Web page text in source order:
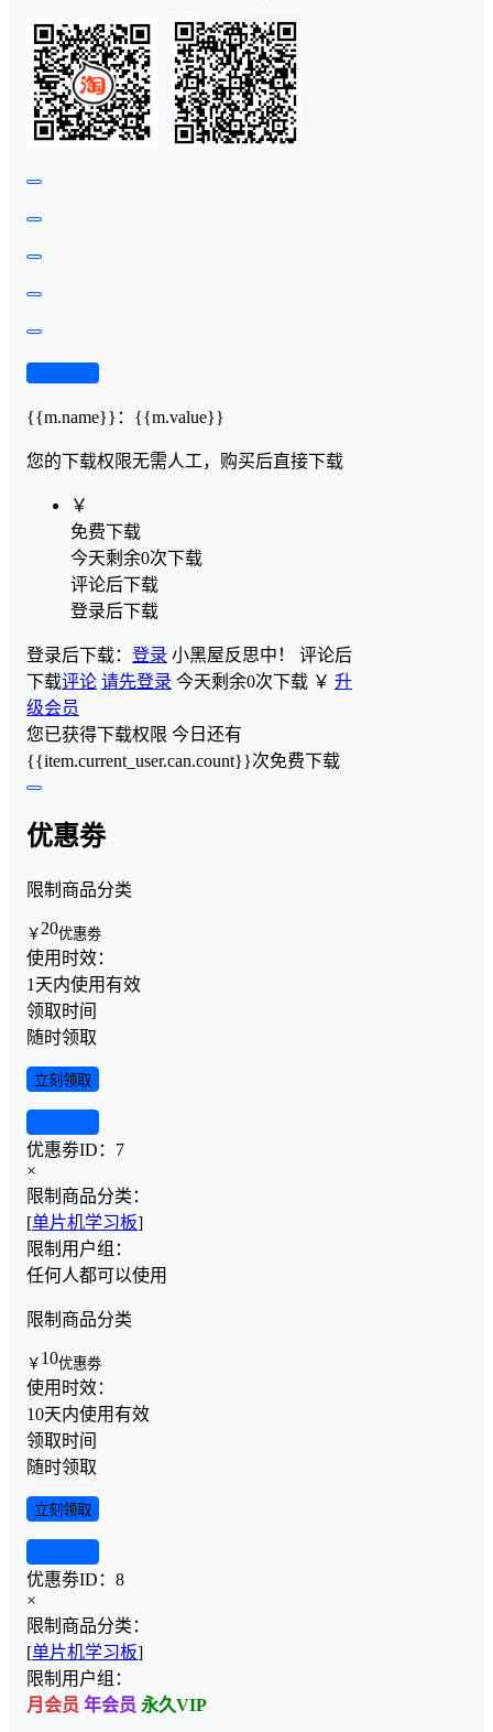
{{m.name}} ： {{m.value}}
您的下载权限无需人工，购买后直接下载
￥
免费下载
今天剩余0次下载
评论后下载
登录后下载
登录后下载： 登录 小黑屋反思中！ 评论后
下载评论 请先登录 今天剩余0次下载 ￥ 升
级会员
您已获得下载权限 今日还有
{{item.current_user.can.count}}次免费下载
优惠劵
限制商品分类
￥ 20优惠劵
使用时效：
1天内使用有效
领取时间
随时领取
立刻领取
优惠劵ID： 7
×
限制商品分类：
[单片机学习板]
限制用户组：
任何人都可以使用
限制商品分类
￥ 10优惠劵
使用时效：
10天内使用有效
领取时间
随时领取
立刻领取
优惠劵ID： 8
×
限制商品分类：
[单片机学习板]
限制用户组：
月会员 年会员 永久VIP